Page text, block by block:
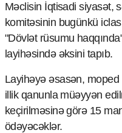
Humanitar
Elm və təhsil
Mədəniyyət
Diaspor
Mədəniyyətimizin
Zəfər Diasporu
Səhiyyə
Ailə və uşaq
Məclisin İqtisadi siyasət,
komitəsinin bugünkü
"Dövlət rüsumu
layihəsində əksini tapıb.
Layihəyə əsasən,
illik qanunla müəyyən
keçirilməsinə görə 15
ödəyəcəklər.